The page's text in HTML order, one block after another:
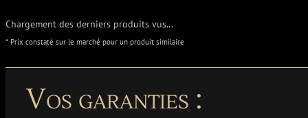
Chargement des derniers produits vus...
* Prix constaté sur le marché pour un produit similaire
Vos garanties :